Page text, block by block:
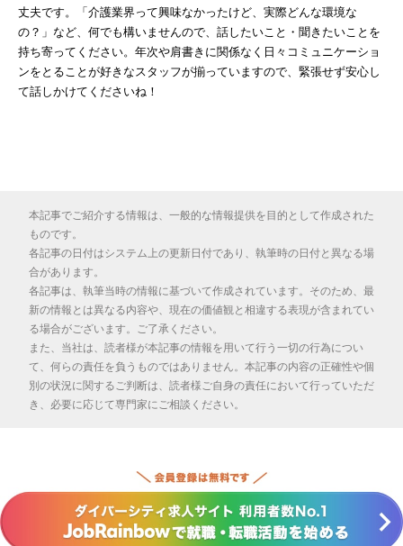
丈夫です。「介護業界って興味なかったけど、実際どんな環境な
の？」など、何でも構いませんので、話したいこと・聞きたいことを
持ち寄ってください。年次や肩書きに関係なく日々コミュニケーショ
ンをとることが好きなスタッフが揃っていますので、緊張せず安心し
て話しかけてくださいね！
本記事でご紹介する情報は、一般的な情報提供を目的として作成された
ものです。
各記事の日付はシステム上の更新日付であり、執筆時の日付と異なる場
合があります。
各記事は、執筆当時の情報に基づいて作成されています。そのため、最
新の情報とは異なる内容や、現在の価値観と相違する表現が含まれてい
る場合がございます。ご了承ください。
また、当社は、読者様が本記事の情報を用いて行う一切の行為につい
て、何らの責任を負うものではありません。本記事の内容の正確性や個
別の状況に関するご判断は、読者様ご自身の責任において行っていただ
き、必要に応じて専門家にご相談ください。